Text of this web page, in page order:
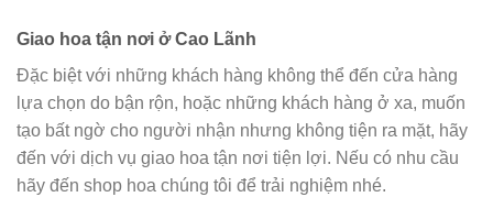
Giao hoa tận nơi ở Cao Lãnh
Đặc biệt với những khách hàng không thể đến cửa hàng
lựa chọn do bận rộn, hoặc những khách hàng ở xa, muốn
tạo bất ngờ cho người nhận nhưng không tiện ra mặt, hãy
đến với dịch vụ giao hoa tận nơi tiện lợi. Nếu có nhu cầu
hãy đến shop hoa chúng tôi để trải nghiệm nhé.